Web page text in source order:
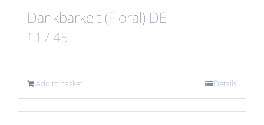
Dankbarkeit (Floral) DE
£17.45
Add to basket Details